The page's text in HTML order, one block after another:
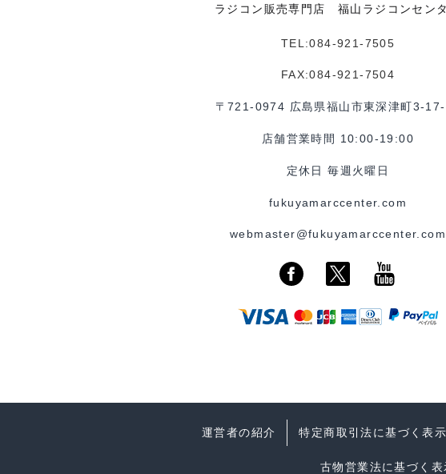
ラジコン販売専門店 福山ラジコンセン
TEL:084-921-7505
FAX:084-921-7504
〒721-0974 広島県福山市東深津町3-
店舗営業時間 10:00-19:00
定休日 毎週火曜日
fukuyamarccenter.com
webmaster@fukuyamarccenter.com
運営者の紹介 特定商取引法に基づく表示
古物営業法に基づく